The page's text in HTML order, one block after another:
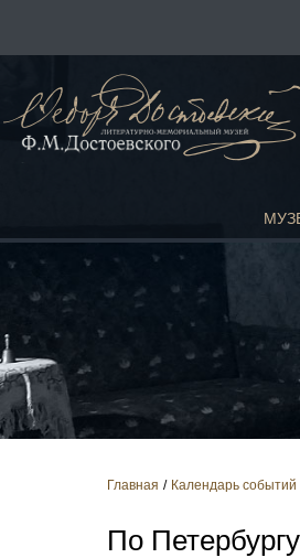
Главная Календарь событий
По